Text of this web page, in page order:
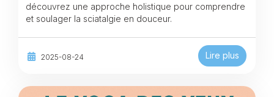
découvrez une approche holistique pour comprendre
et soulager la sciatalgie en douceur.
2025-08-24 Lire plus